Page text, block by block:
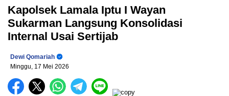
Kapolsek Lamala Iptu I Wayan
Sukarman Langsung Konsolidasi
Internal Usai Sertijab
Dewi Qomariah
Minggu, 17 Mei 2026